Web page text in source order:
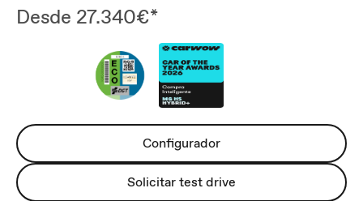
Desde 27.340€*
Configurador
Solicitar test drive